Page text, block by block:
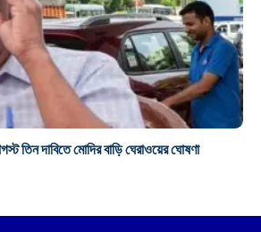
তিন দাবিতে মোদির বাড়ি ঘেরাওয়ের ঘোষণা